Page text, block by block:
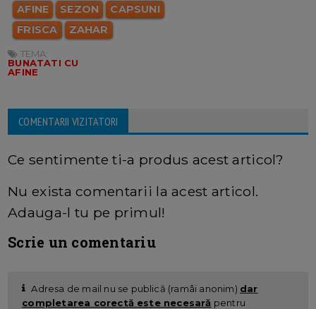
AFINE SEZON
CAPSUNI
FRISCA
ZAHAR
TEMA:
BUNATATI CU
AFINE
COMENTARII VIZITATORI
Ce sentimente ti-a produs acest articol?
Nu exista comentarii la acest articol.
Adauga-l tu pe primul!
Scrie un comentariu
Adresa de mail nu se publică (ramâi anonim) dar
completarea corectă este necesară pentru